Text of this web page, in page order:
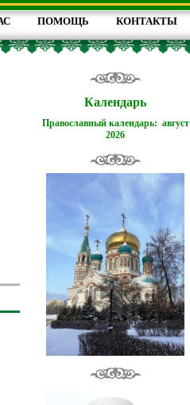
ПОМОЩЬ КОНТАКТЫ
Календарь
Православный календарь: август
2026